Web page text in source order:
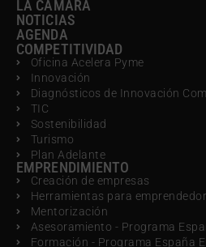
LA CÁMARA
NOTICIAS
AGENDA
COMPETITIVIDAD
Oficina Acelera Pyme
Innovación
Diagnósticos de Innovación
TIC
Sostenibilidad
Turismo
Plan Adelante
EMPRENDIMIENTO
Creación de empresas
Herramientas para
Mentorización
Asesoramiento - Programa
Formación - Programa España